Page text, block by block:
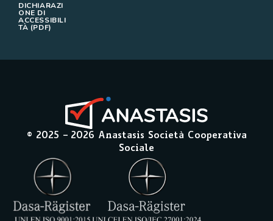
DICHIARAZI
ONE DI
ACCESSIBILI
TÀ (PDF)
© 2025 – 2026 Anastasis Società Cooperativa
Sociale